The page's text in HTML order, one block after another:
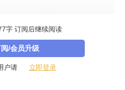
字 订阅后继续阅读
/会员升级
户请 立即登录